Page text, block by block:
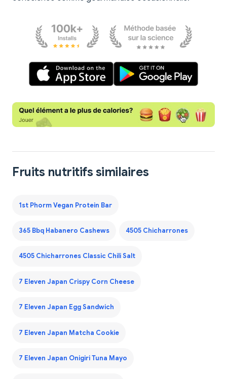
Fruits nutritifs similaires
1st Phorm Vegan Protein Bar
365 Bbq Habanero Cashews 4505 Chicharrones
4505 Chicharrones Classic Chili Salt
7 Eleven Japan Crispy Corn Cheese
7 Eleven Japan Egg Sandwich
7 Eleven Japan Matcha Cookie
7 Eleven Japan Onigiri Tuna Mayo